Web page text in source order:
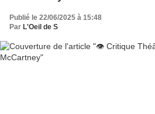
Publié le 22/06/2025 à 15:48
Par L'Oeil de S